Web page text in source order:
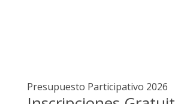
Presupuesto Participativo 2026